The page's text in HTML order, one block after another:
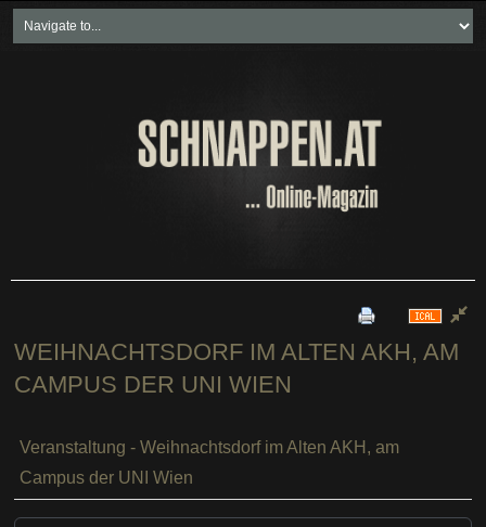
Neueste Beiträge
Soziales & Projekte
WEIHNACHTSDORF IM ALTEN AKH, AM
CAMPUS DER UNI WIEN
Veranstaltung - Weihnachtsdorf im Alten AKH, am
Campus der UNI Wien